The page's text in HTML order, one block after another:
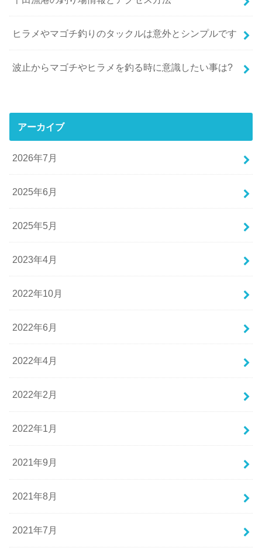
ヒラメやマゴチ釣りのタックルは意外とシンプルです
波止からマゴチやヒラメを釣る時に意識したい事は?
アーカイブ
2026年7月
2025年6月
2025年5月
2023年4月
2022年10月
2022年6月
2022年4月
2022年2月
2022年1月
2021年9月
2021年8月
2021年7月